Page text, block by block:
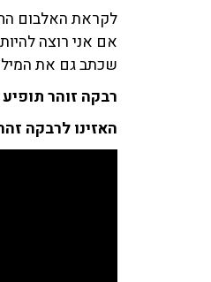
לקראת האלבום
אם אני רוצה
שכתב גם את
רבקה זוהר תופיע
האזינו לרבקה